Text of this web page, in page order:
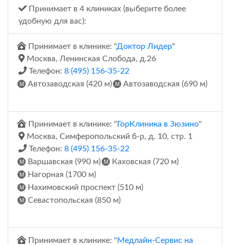
Принимает в 4 клиниках (выберите более
удобную для вас):
Принимает в клинике: "Доктор Лидер"
Москва, Ленинская Cлобода, д.26
Телефон: 8 (495) 156-35-22
Автозаводская (420 м)
Автозаводская (690 м)
Принимает в клинике: " ГорКлиника в Зюзино"
Москва, Симферопольский б-р, д. 10, стр. 1
Телефон: 8 (495) 156-35-22
Варшавская (990 м)
Каховская (720 м)
Нагорная (1700 м)
Нахимовский проспект (510 м)
Севастопольская (850 м)
Принимает в клинике: "Медлайн-Сервис на